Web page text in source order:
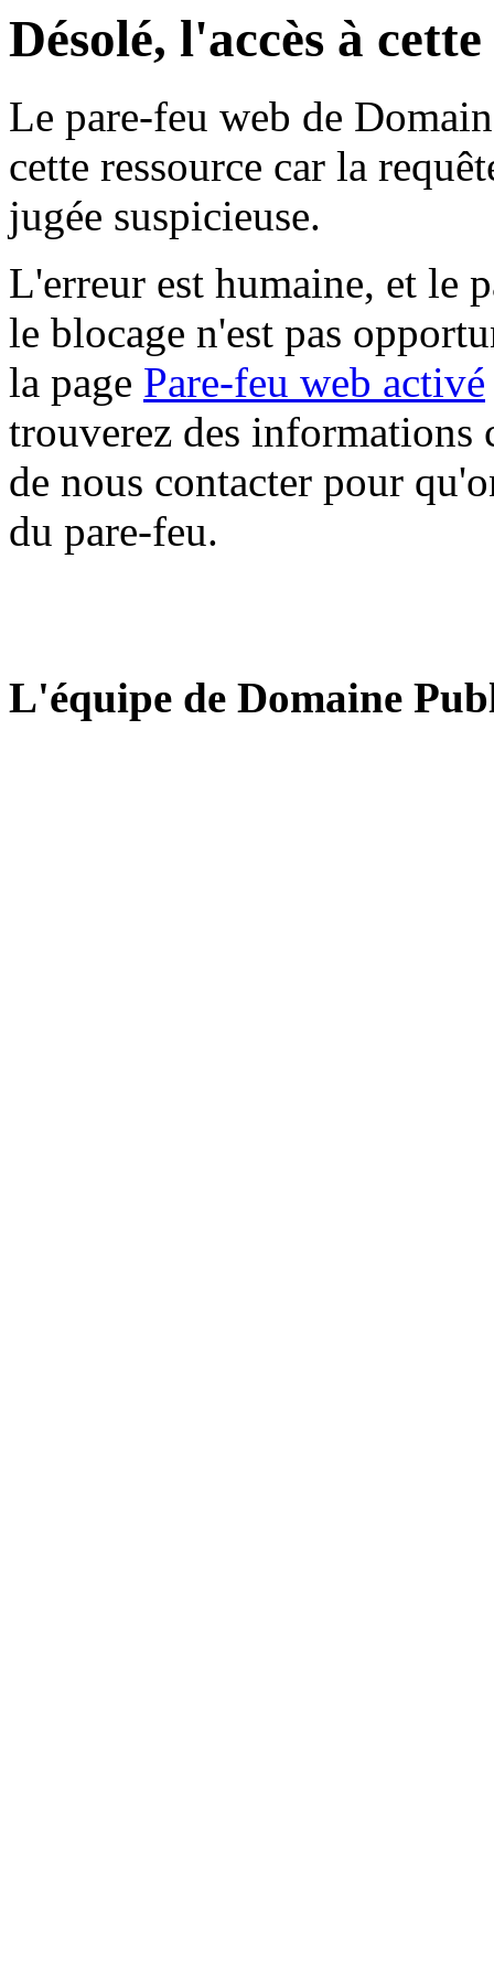
Désolé, l'accès à
Le pare-feu web de
cette ressource car la
jugée suspicieuse.
L'erreur est humaine, et le
le blocage n'est pas
la page Pare-feu web activé
trouverez des informations
de nous contacter pour
du pare-feu.
L'équipe de Domaine